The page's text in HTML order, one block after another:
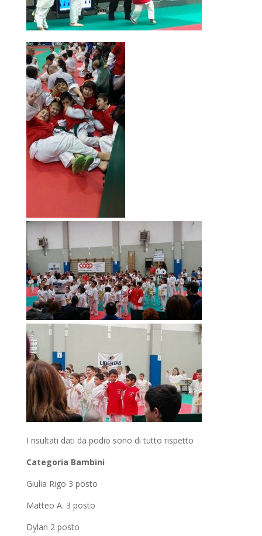
I risultati dati da podio sono di tutto rispetto
Categoria Bambini
Giulia Rigo 3 posto
Matteo A. 3 posto
Dylan 2 posto